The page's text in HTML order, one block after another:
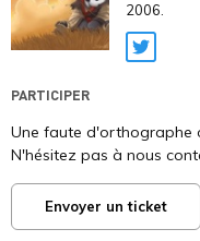
2006.
Twitter
PARTICIPER
Une faute d'orthographe
N'hésitez pas à nous
Envoyer un ticket